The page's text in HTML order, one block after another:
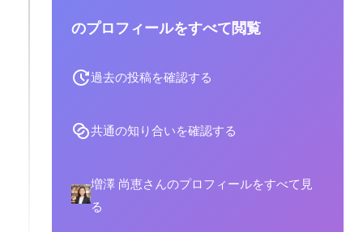
のプロフィールをすべて閲覧
過去の投稿を確認する
共通の知り合いを確認する
増澤 尚恵さんのプロフィールをすべて見
る